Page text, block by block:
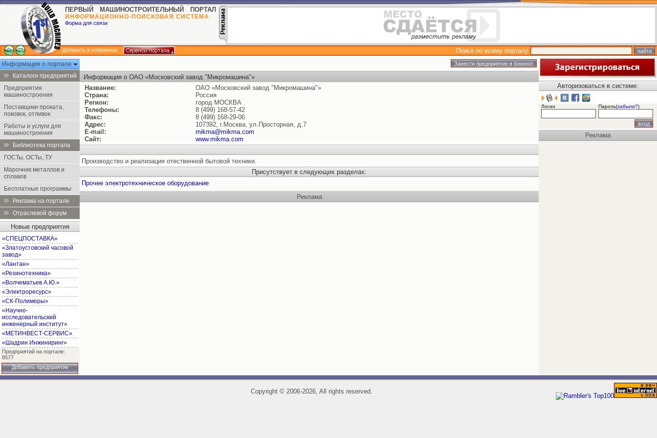
ПЕРВЫЙ МАШИНОСТРОИТЕЛЬНЫЙ ПОРТАЛ
ИНФОРМАЦИОННО-ПОИСКОВАЯ СИСТЕМА
Форма для связи
Добавить в избранное
Поиск по всему порталу
Информация о портале
Каталоги предприятий
Предприятия
машиностроения
Поставщики проката,
поковок, отливок
Работы и услуги для
машиностроения
Библиотека портала
ГОСТы, ОСТы, ТУ
Марочник металлов и
сплавов
Бесплатные программы
Реклама на портале
Отраслевой форум
Новые предприятия
«СПЕЦПОСТАВКА»
«Златоустовский часовой
завод»
«Лантан»
«Резинотехника»
«Волчематьев А.Ю.»
«Электроресурс»
«СК-Полимеры»
«Научно-
исследовательский
инженерный институт»
«МЕТИНВЕСТ-СЕРВИС»
«Шадрин Инжиниринг»
Предприятий на портале:
8577
Добавить предприятие
Информация о ОАО «Московский завод "Микромашина"»
Название:
ОАО «Московский завод "Микромашина"»
Страна:
Россия
Регион:
город МОСКВА
Телефоны:
8 (499) 168-57-42
Факс:
8 (499) 168-29-06
Адрес:
107392, г.Москва, ул.Просторная, д.7
E-mail:
mikma@mikma.com
Сайт:
www.mikma.com
Производство и реализация отественной бытовой техники.
Присутствует в следующих разделах:
Прочее электротехническое оборудование
Реклама
Авторизоваться в системе:
Логин Пароль(забыли?)
Реклама
Copyright ©2006-2026, All rights reserved.